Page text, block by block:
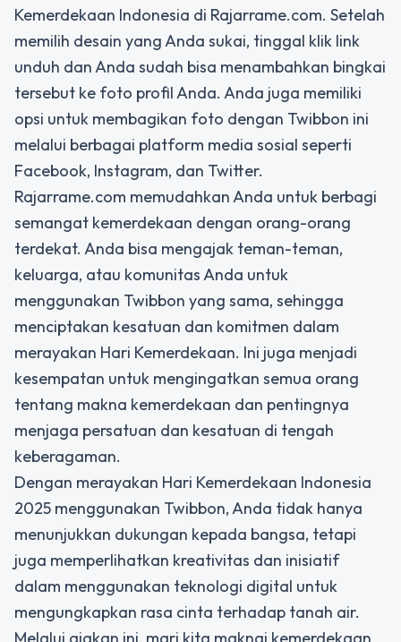
Kemerdekaan Indonesia di Rajarrame.com. Setelah
memilih desain yang Anda sukai, tinggal klik link
unduh dan Anda sudah bisa menambahkan bingkai
tersebut ke foto profil Anda. Anda juga memiliki
opsi untuk membagikan foto dengan Twibbon ini
melalui berbagai platform media sosial seperti
Facebook, Instagram, dan Twitter.
Rajarrame.com memudahkan Anda untuk berbagi
semangat kemerdekaan dengan orang-orang
terdekat. Anda bisa mengajak teman-teman,
keluarga, atau komunitas Anda untuk
menggunakan Twibbon yang sama, sehingga
menciptakan kesatuan dan komitmen dalam
merayakan Hari Kemerdekaan. Ini juga menjadi
kesempatan untuk mengingatkan semua orang
tentang makna kemerdekaan dan pentingnya
menjaga persatuan dan kesatuan di tengah
keberagaman.
Dengan merayakan Hari Kemerdekaan Indonesia
2025 menggunakan Twibbon, Anda tidak hanya
menunjukkan dukungan kepada bangsa, tetapi
juga memperlihatkan kreativitas dan inisiatif
dalam menggunakan teknologi digital untuk
mengungkapkan rasa cinta terhadap tanah air.